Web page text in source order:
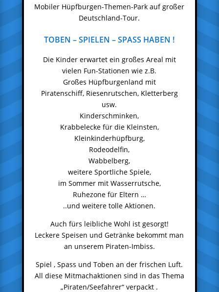
Mobiler Hüpfburgen-Themen-Park auf großer
Deutschland-Tour.
TOBEN – SPIELEN – SPASS HABEN !
Die Kinder erwartet ein großes Areal mit
vielen Fun-Stationen wie z.B.
Großes Hüpfburgenland mit
Piratenschiff, Riesenrutschen, Kletterberg
usw.
Kinderschminken,
Krabbelecke für die Kleinsten,
Kleinkinderhüpfburg,
Rodeodelfin,
Wabbelberg,
weitere Sportliche Spiele,
im Sommer mit Wasserrutsche,
Ruhezone für Eltern …
..und weitere tolle Aktionen.
Auch fürs leibliche Wohl ist gesorgt!
Leckere Speisen und Getränke bekommt man
an unserem Piraten-Imbiss.
Spiel , Spass und Toben an der frischen Luft.
All diese Mitmachaktionen sind in das Thema
„Piraten/Seefahrer“ verpackt .